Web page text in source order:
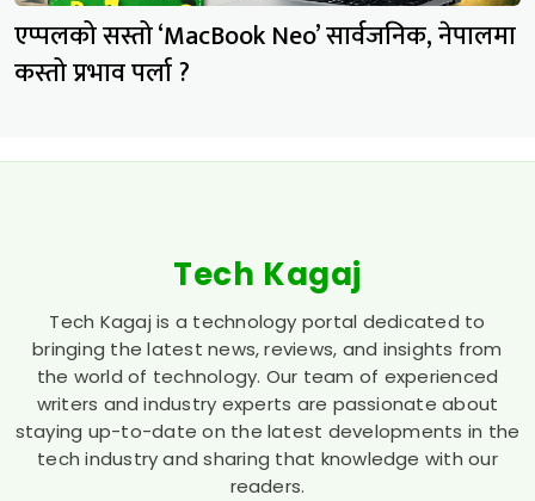
एप्पलको सस्तो ‘MacBook Neo’ सार्वजनिक, नेपालमा
कस्तो प्रभाव पर्ला ?
Tech Kagaj
Tech Kagaj is a technology portal dedicated to
bringing the latest news, reviews, and insights from
the world of technology. Our team of experienced
writers and industry experts are passionate about
staying up-to-date on the latest developments in the
tech industry and sharing that knowledge with our
readers.